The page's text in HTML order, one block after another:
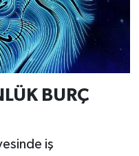
BURÇ
iş